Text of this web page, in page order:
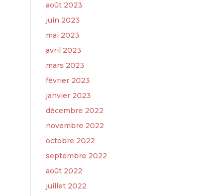
août 2023
juin 2023
mai 2023
avril 2023
mars 2023
février 2023
janvier 2023
décembre 2022
novembre 2022
octobre 2022
septembre 2022
août 2022
juillet 2022